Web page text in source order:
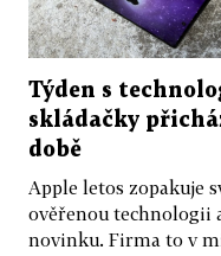
Týden s
skládačky
době
Apple letos zopakuje
ověřenou technologii
novinku. Firma to v